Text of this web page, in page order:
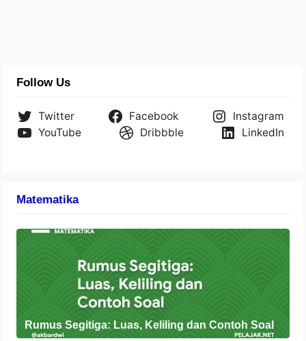
Follow Us
Twitter Facebook
Instagram
YouTube
Dribbble LinkedIn
Matematika
Rumus Segitiga: Luas, Keliling dan Contoh Soal